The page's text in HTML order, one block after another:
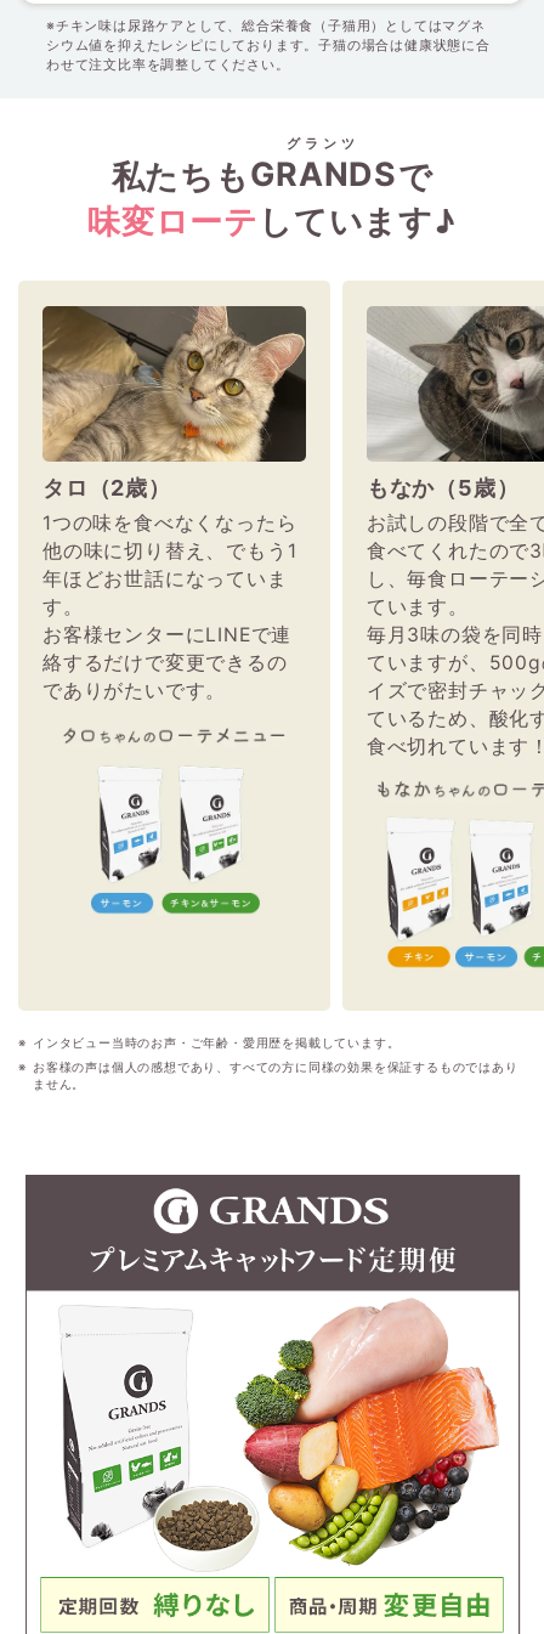
※チキン味は尿路ケアとして、総合栄養食（子猫用）としてはマグネ
シウム値を抑えたレシピにしております。子猫の場合は健康状態に合
わせて注文比率を調整してください。
私たちもGRANDS
グランツ
で
味変ローテ しています♪
タロ（2歳）
1つの味を食べなくなったら
他の味に切り替え、でもう1
年ほどお世話になっていま
す。
お客様センターにLINEで連
絡するだけで変更できるの
でありがたいです。
もなか（5歳）
お試しの段階で全
食べてくれたので
し、毎食ローテー
ています。
毎月3味の袋を同
ていますが、
イズで密封チャッ
ているため、酸化
食べ切れています
インタビュー当時のお声・ご年齢・愛用歴を掲載しています。
お客様の声は個人の感想であり、すべての方に同様の効果を保証するものではあり
ません。